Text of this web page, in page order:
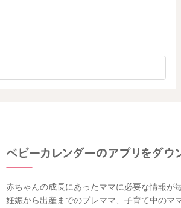
赤ちゃんの成長にあったママに必要な情報が
妊娠から出産までのプレママ、子育て中のマ